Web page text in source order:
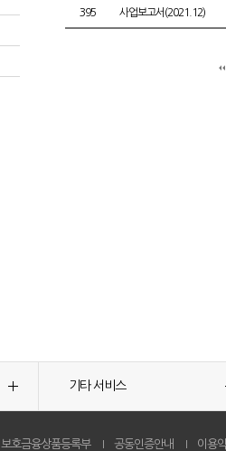
395 사업보고서(2021.12)
기타 서비스
보호금융상품등록부 공동인증안내 이용